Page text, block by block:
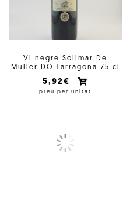
Vi negre Solimar De
Muller DO Tarragona 75 cl
5,92€
preu per unitat